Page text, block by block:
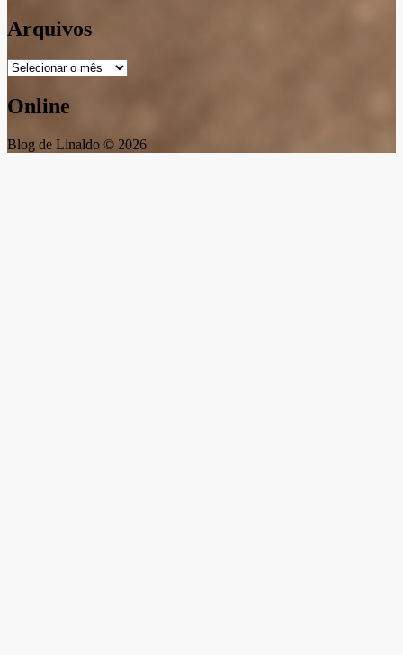
Arquivos
Arquivos
Online
Blog de Linaldo © 2026